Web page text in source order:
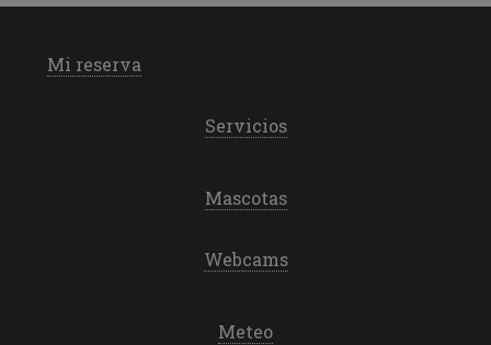
Mi reserva
Servicios
Mascotas
Webcams
Meteo